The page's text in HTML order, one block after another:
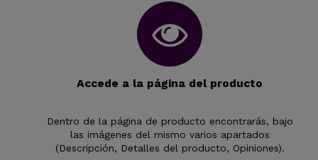
Accede a la página del producto
Dentro de la página de producto encontrarás, bajo
las imágenes del mismo varios apartados
(Descripción, Detalles del producto, Opiniones).